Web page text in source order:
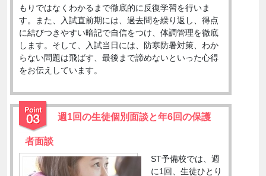
もりではなくわかるまで徹底的に反復学習を行いま
す。また、入試直前期には、過去問を繰り返し、得点
に結びつきやすい暗記で自信をつけ、体調管理を徹底
します。そして、入試当日には、防寒防暑対策、わか
らない問題は飛ばす、最後まで諦めないといった心得
をお伝えしています。
週1回の生徒個別面談と年6回の保護
者面談
ST予備校では、週
に1回、生徒ひとり